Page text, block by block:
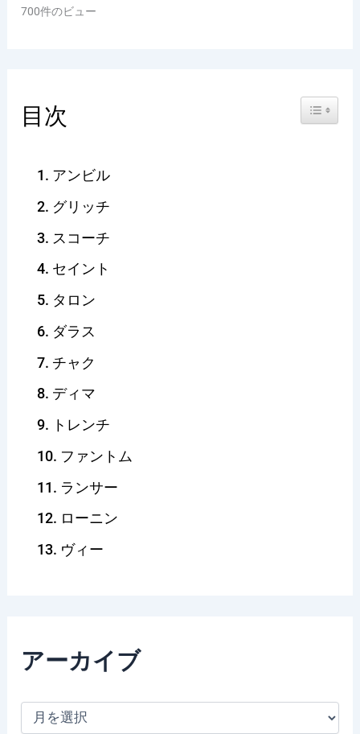
700件のビュー
目次 Toggle
アンビル
グリッチ
スコーチ
セイント
タロン
ダラス
チャク
ディマ
トレンチ
ファントム
ランサー
ローニン
ヴィー
アーカイブ